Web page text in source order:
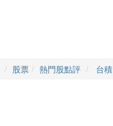
股票 熱門股點評 台